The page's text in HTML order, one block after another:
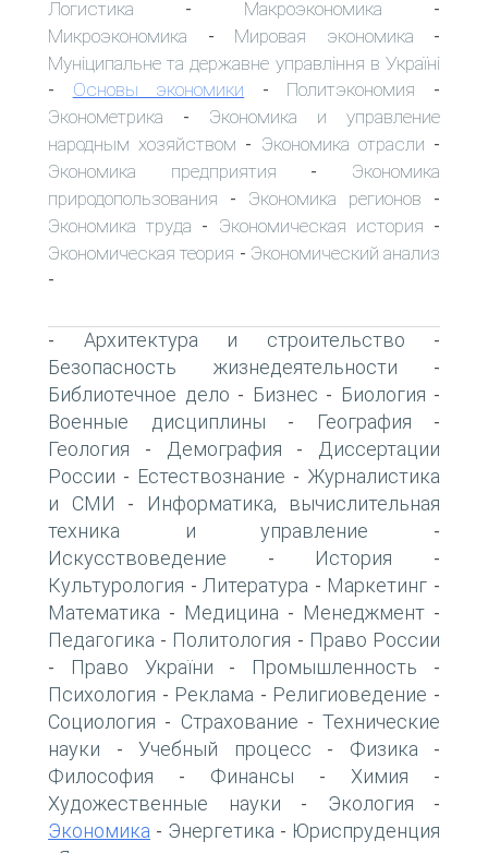
Логистика - Макроэкономика -
Микроэкономика - Мировая экономика -
Муніципальне та державне управління в Україні
- Основы экономики - Политэкономия -
Эконометрика - Экономика и управление
народным хозяйством - Экономика отрасли -
Экономика предприятия - Экономика
природопользования - Экономика регионов -
Экономика труда - Экономическая история -
Экономическая теория - Экономический анализ
-
- Архитектура и строительство -
Безопасность жизнедеятельности -
Библиотечное дело - Бизнес - Биология -
Военные дисциплины - География -
Геология - Демография -
Диссертации
России - Естествознание - Журналистика
и СМИ -
Информатика, вычислительная
техника и управление -
Искусствоведение - История -
Культурология - Литература - Маркетинг -
Математика - Медицина - Менеджмент -
Педагогика - Политология - Право России
- Право України - Промышленность -
Психология - Реклама - Религиоведение -
Социология - Страхование - Технические
науки - Учебный процесс - Физика -
Философия - Финансы - Химия -
Художественные науки - Экология -
Экономика - Энергетика - Юриспруденция